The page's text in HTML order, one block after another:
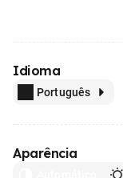
Idioma
Português
Aparência